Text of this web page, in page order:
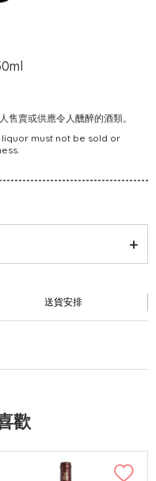
售賣或供應令人醺醉的酒類。
must not be sold or
送貨安排
歡